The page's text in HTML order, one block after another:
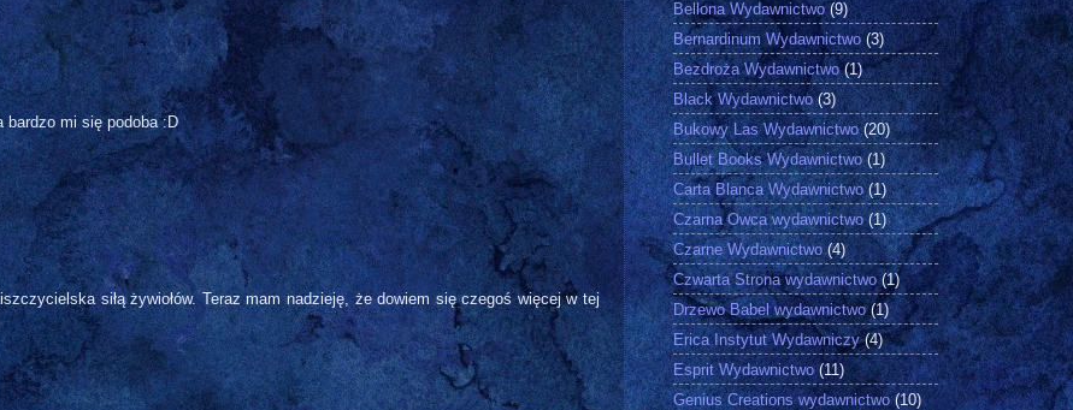
bardzo mi się podoba :D
siłą żywiołów. Teraz mam nadzieję, że dowiem się czegoś więcej w tej
Bellona Wydawnictwo (9)
Bernardinum Wydawnictwo (3)
Bezdroża Wydawnictwo (1)
Black Wydawnictwo (3)
Bukowy Las Wydawnictwo (20)
Bullet Books Wydawnictwo (1)
Carta Blanca Wydawnictwo (1)
Czarna Owca wydawnictwo (1)
Czarne Wydawnictwo (4)
Czwarta Strona wydawnictwo (1)
Drzewo Babel wydawnictwo (1)
Erica Instytut Wydawniczy (4)
Esprit Wydawnictwo (11)
Genius Creations wydawnictwo (10)